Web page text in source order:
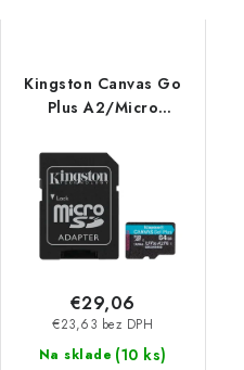
Kingston Canvas Go
Plus A2/Micro
U3/Class 10/+ Adaptér
SDCG4-64GB
Na sklade (10 ks)
€23,63 bez DPH
€29,06